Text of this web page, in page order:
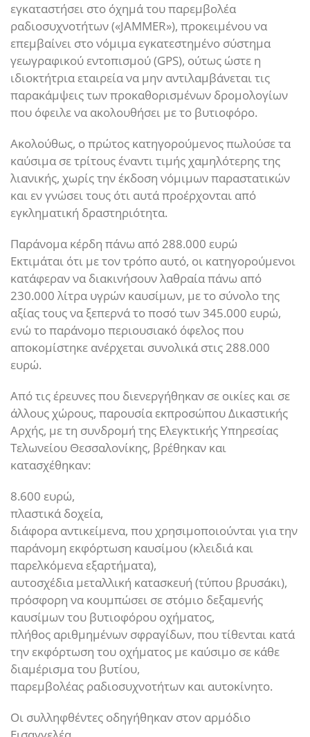
εγκαταστήσει στο όχημά του παρεμβολέα
ραδιοσυχνοτήτων («JAMMER»), προκειμένου να
επεμβαίνει στο νόμιμα εγκατεστημένο σύστημα
γεωγραφικού εντοπισμού (GPS), ούτως ώστε η
ιδιοκτήτρια εταιρεία να μην αντιλαμβάνεται τις
παρακάμψεις των προκαθορισμένων δρομολογίων
που όφειλε να ακολουθήσει με το βυτιοφόρο.
Ακολούθως, ο πρώτος κατηγορούμενος πωλούσε τα
καύσιμα σε τρίτους έναντι τιμής χαμηλότερης της
λιανικής, χωρίς την έκδοση νόμιμων παραστατικών
και εν γνώσει τους ότι αυτά προέρχονται από
εγκληματική δραστηριότητα.
Παράνομα κέρδη πάνω από 288.000 ευρώ
Εκτιμάται ότι με τον τρόπο αυτό, οι κατηγορούμενοι
κατάφεραν να διακινήσουν λαθραία πάνω από
230.000 λίτρα υγρών καυσίμων, με το σύνολο της
αξίας τους να ξεπερνά το ποσό των 345.000 ευρώ,
ενώ το παράνομο περιουσιακό όφελος που
αποκομίστηκε ανέρχεται συνολικά στις 288.000
ευρώ.
Από τις έρευνες που διενεργήθηκαν σε οικίες και σε
άλλους χώρους, παρουσία εκπροσώπου Δικαστικής
Αρχής, με τη συνδρομή της Ελεγκτικής Υπηρεσίας
Τελωνείου Θεσσαλονίκης, βρέθηκαν και
κατασχέθηκαν:
8.600 ευρώ,
πλαστικά δοχεία,
διάφορα αντικείμενα, που χρησιμοποιούνται για την
παράνομη εκφόρτωση καυσίμου (κλειδιά και
παρελκόμενα εξαρτήματα),
αυτοσχέδια μεταλλική κατασκευή (τύπου βρυσάκι),
πρόσφορη να κουμπώσει σε στόμιο δεξαμενής
καυσίμων του βυτιοφόρου οχήματος,
πλήθος αριθμημένων σφραγίδων, που τίθενται κατά
την εκφόρτωση του οχήματος με καύσιμο σε κάθε
διαμέρισμα του βυτίου,
παρεμβολέας ραδιοσυχνοτήτων και αυτοκίνητο.
Οι συλληφθέντες οδηγήθηκαν στον αρμόδιο